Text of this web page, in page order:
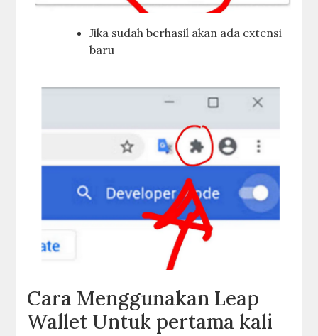
Jika sudah berhasil akan ada extensi
baru
Cara Menggunakan Leap
Wallet Untuk pertama kali